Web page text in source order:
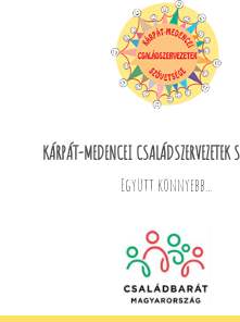
KÁRPÁT-MEDENCEI CSALÁDSZERVEZETEK
Együtt könnyebb...